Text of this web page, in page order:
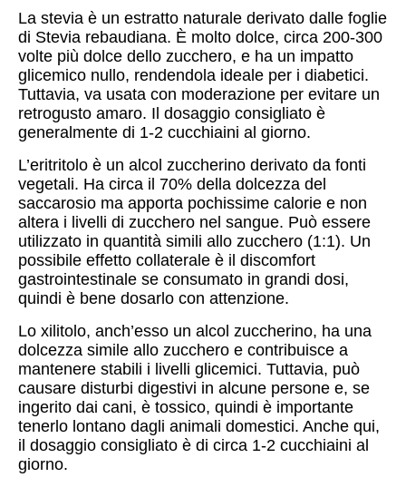
La stevia è un estratto naturale derivato dalle foglie
di Stevia rebaudiana. È molto dolce, circa 200-300
volte più dolce dello zucchero, e ha un impatto
glicemico nullo, rendendola ideale per i diabetici.
Tuttavia, va usata con moderazione per evitare un
retrogusto amaro. Il dosaggio consigliato è
generalmente di 1-2 cucchiaini al giorno.
L’eritritolo è un alcol zuccherino derivato da fonti
vegetali. Ha circa il 70% della dolcezza del
saccarosio ma apporta pochissime calorie e non
altera i livelli di zucchero nel sangue. Può essere
utilizzato in quantità simili allo zucchero (1:1). Un
possibile effetto collaterale è il discomfort
gastrointestinale se consumato in grandi dosi,
quindi è bene dosarlo con attenzione.
Lo xilitolo, anch’esso un alcol zuccherino, ha una
dolcezza simile allo zucchero e contribuisce a
mantenere stabili i livelli glicemici. Tuttavia, può
causare disturbi digestivi in alcune persone e, se
ingerito dai cani, è tossico, quindi è importante
tenerlo lontano dagli animali domestici. Anche qui,
il dosaggio consigliato è di circa 1-2 cucchiaini al
giorno.